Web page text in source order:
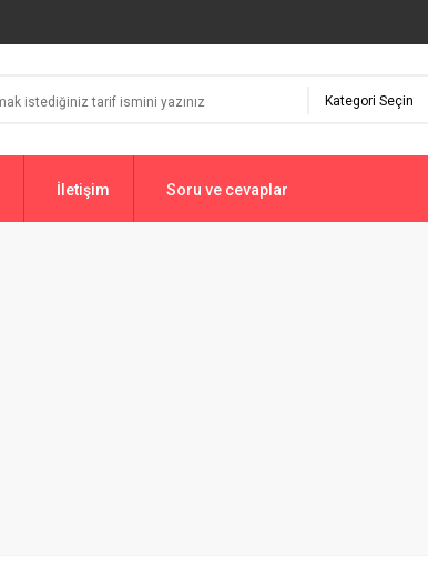
İletişim Soru ve cevaplar